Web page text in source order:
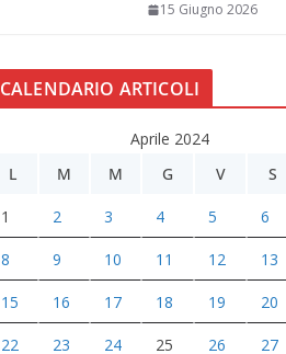
15 Giugno 2026
CALENDARIO ARTICOLI
Aprile 2024
L
M M G V S
1 2 3 4 5 6
8 9 10 11 12 13
15 16 17 18 19 20
22 23 24 25 26 27